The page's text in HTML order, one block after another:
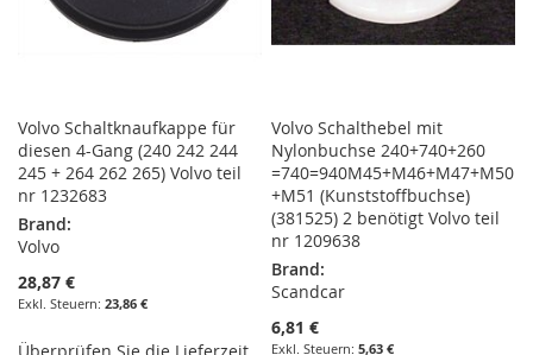
Volvo Schaltknaufkappe für
diesen 4-Gang (240 242 244
245 + 264 262 265) Volvo teil
nr 1232683
Brand:
Volvo
28,87 €
23,86 €
Volvo Schalthebel mit
Nylonbuchse 240+740+260
=740=940M45+M46+M47+M50
+M51 (Kunststoffbuchse)
(381525) 2 benötigt Volvo teil
nr 1209638
Brand:
Scandcar
6,81 €
5,63 €